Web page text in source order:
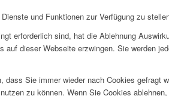
und Funktionen zur Verfügung zu
erforderlich sind, hat die Ablehnung
dieser Webseite erzwingen. Sie werden
Sie immer wieder nach Cookies
zu können. Wenn Sie Cookies